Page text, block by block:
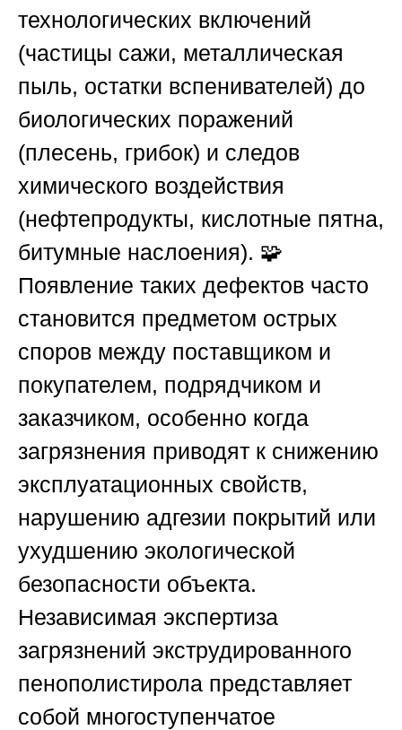
технологических включений
(частицы сажи, металлическая
пыль, остатки вспенивателей) до
биологических поражений
(плесень, грибок) и следов
химического воздействия
(нефтепродукты, кислотные пятна,
битумные наслоения). 🧩
Появление таких дефектов часто
становится предметом острых
споров между поставщиком и
покупателем, подрядчиком и
заказчиком, особенно когда
загрязнения приводят к снижению
эксплуатационных свойств,
нарушению адгезии покрытий или
ухудшению экологической
безопасности объекта.
Независимая экспертиза
загрязнений экструдированного
пенополистирола представляет
собой многоступенчатое